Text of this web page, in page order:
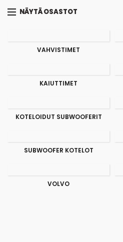
NÄYTÄ OSASTOT
VAHVISTIMET
KAIUTTIMET
KOTELOIDUT SUBWOOFERIT
SUBWOOFER KOTELOT
VOLVO